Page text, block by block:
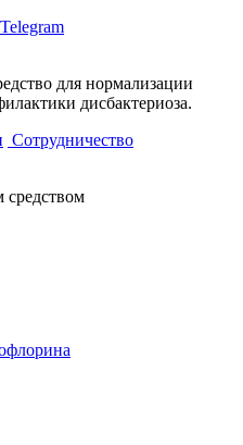
для нормализации
дисбактериоза.
Сотрудничество
средством